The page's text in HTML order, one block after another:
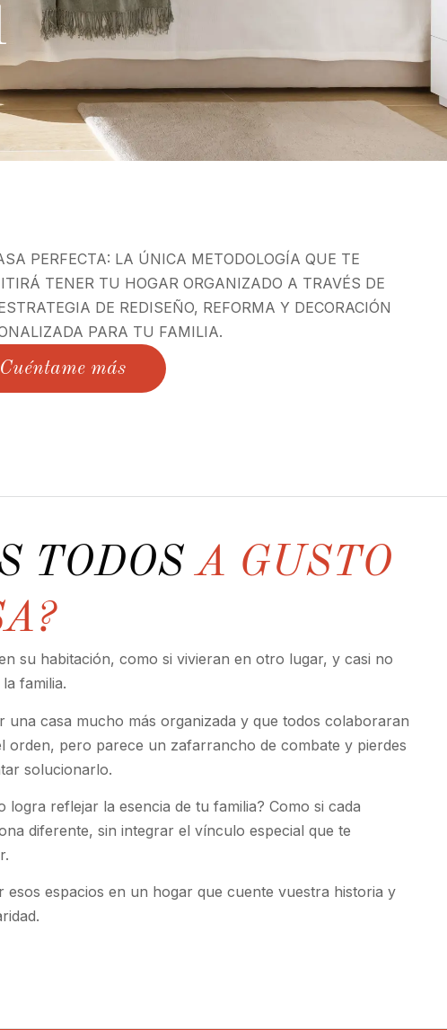
PERFECTA: LA ÚNICA METODOLOGÍA QUE TE
TENER TU HOGAR ORGANIZADO A TRAVÉS DE
DE REDISEÑO, REFORMA Y DECORACIÓN
PARA TU FAMILIA.
Cuéntame más
TODOSA GUSTO
su habitación, como si vivieran en otro lugar, y casi no
familia.
una casa mucho más organizada y que todos colaboraran
orden, pero parece un zafarrancho de combate y pierdes
solucionarlo.
logra reflejar la esencia de tu familia? Como si cada
diferente, sin integrar el vínculo especial que te
esos espacios en un hogar que cuente vuestra historia y